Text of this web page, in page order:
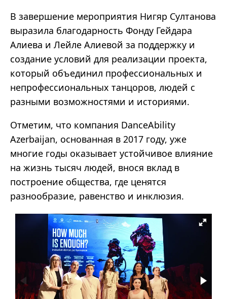
В завершение мероприятия Нигяр Султанова
выразила благодарность Фонду Гейдара
Алиева и Лейле Алиевой за поддержку и
создание условий для реализации проекта,
который объединил профессиональных и
непрофессиональных танцоров, людей с
разными возможностями и историями.
Отметим, что компания DanceAbility
Azerbaijan, основанная в 2017 году, уже
многие годы оказывает устойчивое влияние
на жизнь тысяч людей, внося вклад в
построение общества, где ценятся
разнообразие, равенство и инклюзия.